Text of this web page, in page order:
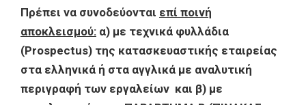
Πρέπει να συνοδεύονται επί ποινή
αποκλεισμού: α) με τεχνικά φυλλάδια
(Prospectus) της κατασκευαστικής εταιρείας
στα ελληνικά ή στα αγγλικά με αναλυτική
περιγραφή των εργαλείων και β) με